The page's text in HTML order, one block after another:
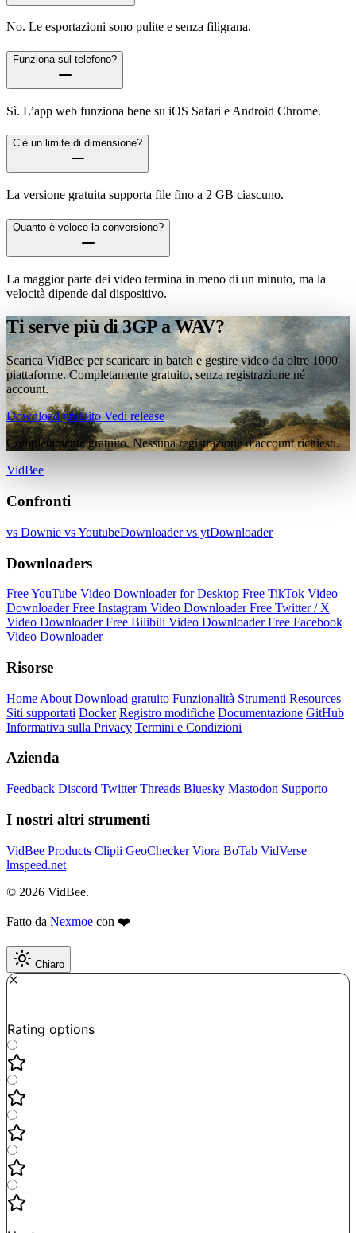
No. Le esportazioni sono pulite e senza filigrana.
Funziona sul telefono?
Sì. L’app web funziona bene su iOS Safari e Android Chrome.
C’è un limite di dimensione?
La versione gratuita supporta file fino a 2 GB ciascuno.
Quanto è veloce la conversione?
La maggior parte dei video termina in meno di un minuto, ma la
velocità dipende dal dispositivo.
Ti serve più di 3GP a WAV?
Scarica VidBee per scaricare in batch e gestire video da oltre 1000
piattaforme. Completamente gratuito, senza registrazione né
account.
Download gratuitoVedi release
Completamente gratuito. Nessuna registrazione o account richiesti.
VidBee
Confronti
vs Downie vs YoutubeDownloadervs ytDownloader
Downloaders
Free YouTube Video Downloader for Desktop Free TikTok Video
DownloaderFree Instagram Video DownloaderFree Twitter / X
Video DownloaderFree Bilibili Video DownloaderFree Facebook
Video Downloader
Risorse
Home About Download gratuito Funzionalità Strumenti Resources
Siti supportati Docker Registro modifiche Documentazione GitHub
Informativa sulla Privacy Termini e Condizioni
Azienda
Feedback Discord Twitter Threads Bluesky Mastodon Supporto
I nostri altri strumenti
VidBee Products Clipii GeoChecker Viora BoTab VidVerse
lmspeed.net
© 2026 VidBee.
Fatto da Nexmoe con ❤️
Chiaro
Rating options